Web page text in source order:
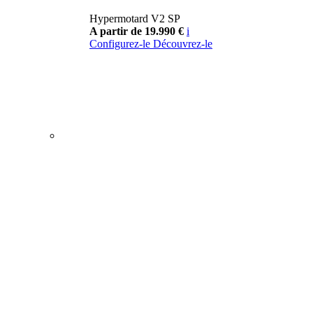
Hypermotard V2 SP
A partir de 19.990 € i
Configurez-le Découvrez-le